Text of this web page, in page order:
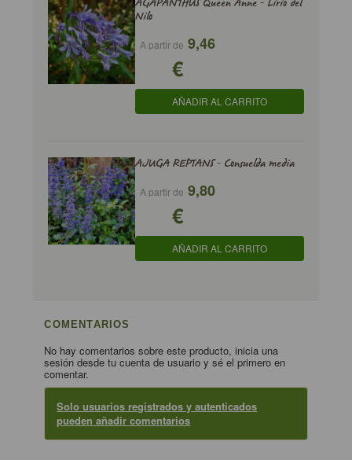
AGAPANTHUS Queen Anne - Lirio del
Nilo
A partir de 9,46
€
AÑADIR AL CARRITO
AJUGA REPTANS - Consuelda media
A partir de 9,80
€
AÑADIR AL CARRITO
COMENTARIOS
No hay comentarios sobre este producto, inicia una
sesión desde tu cuenta de usuario y sé el primero en
comentar.
Solo usuarios registrados y autenticados
pueden añadir comentarios